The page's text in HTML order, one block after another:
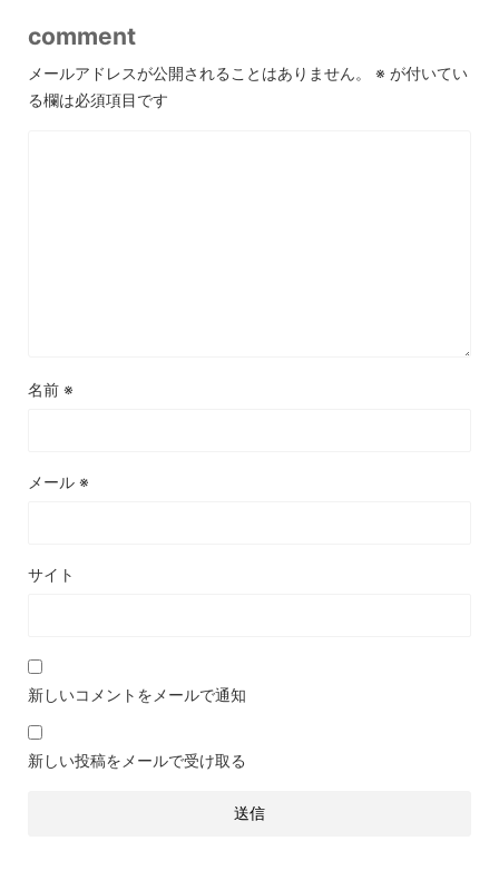
comment
メールアドレスが公開されることはありません。 ※ が付いてい
る欄は必須項目です
名前 ※
メール ※
サイト
新しいコメントをメールで通知
新しい投稿をメールで受け取る